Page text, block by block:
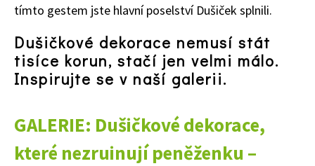
tímto gestem jste hlavní poselství Dušiček splnili.
Dušičkové dekorace nemusí stát
tisíce korun, stačí jen velmi málo.
Inspirujte se v naší galerii.
GALERIE: Dušičkové dekorace,
které nezruinují peněženku –